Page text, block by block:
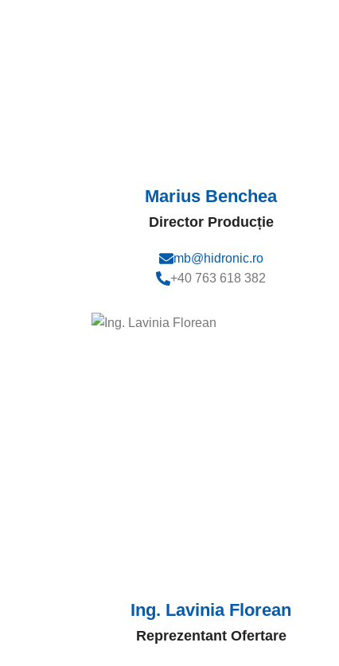
Marius Benchea
Director Producție
mb@hidronic.ro
+40 763 618 382
Ing. Lavinia Florean
Reprezentant Ofertare